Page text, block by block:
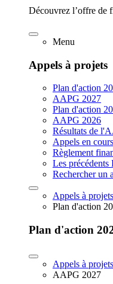
Découvrez l’offre de
Menu
Appels à projets
Plan d'action
AAPG 2027
Plan d'action
AAPG 2026
Résultats de
Appels en
Règlement
Les précédents
Rechercher un
Appels à projets
Plan d'action
Plan d'action
Appels à projets
AAPG 2027